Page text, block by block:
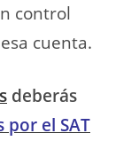
control
cuenta.
deberás
por el SAT